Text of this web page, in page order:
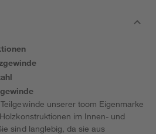
unserer toom Eigenmarke
im Innen- und
sind langlebig, da sie aus